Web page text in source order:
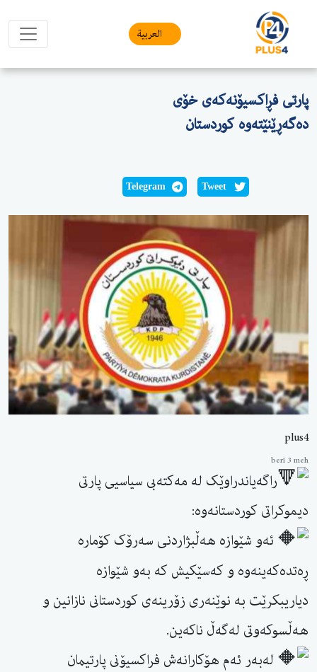
العربیة
پارتی فڕاکسیۆنەکەی خۆی
دەگەڕێنێتەوە کوردستان
Tweet
Telegram
plus4
berî 3 meh
راگەیاندراوێک لە مەکتەبى سیاسیى پارتى
دیموکراتى کوردستانەوە:
ئەو شێوازە هەڵبژاردنی سەرۆک کۆمارە
ڕەتدەکەینەوە و کەسێکیش کە بەو شێوازە
دیاریبکرێت بە نوێنەرى زۆرینەى کوردستانى نازانین و
هەڵسوکەوتى لەگەڵ ناکەین.
لەبەر ئەم هۆکارانەش فراکسیۆنى پارتیمان